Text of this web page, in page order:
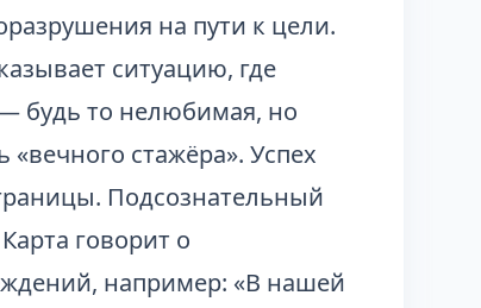
на пути к цели.
ситуацию, где
— будь то нелюбимая, но
стажёра». Успех
Подсознательный
говорит о
например: «В нашей